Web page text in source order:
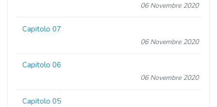
06 Novembre 2020
Capitolo 07
06 Novembre 2020
Capitolo 06
06 Novembre 2020
Capitolo 05